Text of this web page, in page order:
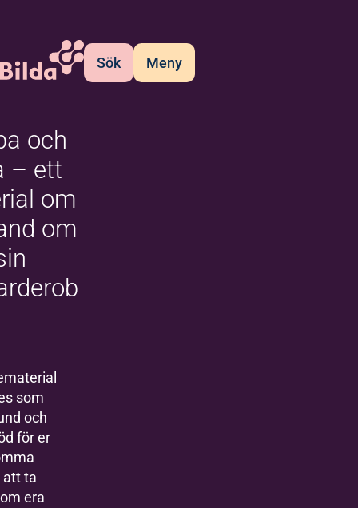
Sök Meny
och
– ett
om
om
som
och
för er
att ta
era